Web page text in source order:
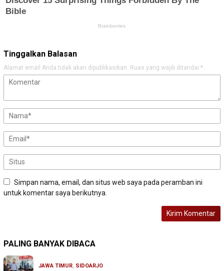
Tinggalkan Balasan
Alamat email Anda tidak akan dipublikasikan. Ruas yang wajib ditandai *
Simpan nama, email, dan situs web saya pada peramban ini
untuk komentar saya berikutnya.
PALING BANYAK DIBACA
JAWA TIMUR, SIDOARJO